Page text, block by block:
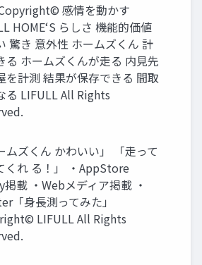
感情を動かす
HOME‘S らしさ 機能的価値
驚き 意外性 ホームズくん 計
る ホームズくんが走る 内見先
を計測 結果が保存できる 間取
る LIFULL All Rights
ムズくん かわいい」 「走って
くれ る！」 ・AppStore
掲載 ・Webメディア掲載 ・
「⾝⻑測ってみた」
LIFULL All Rights